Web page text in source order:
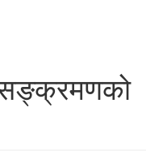
सङ्क्रमणको